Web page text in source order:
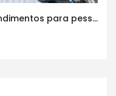
Meu SUS Digital amplia teleatendimentos para pessoas com problemas com jogos e apostas